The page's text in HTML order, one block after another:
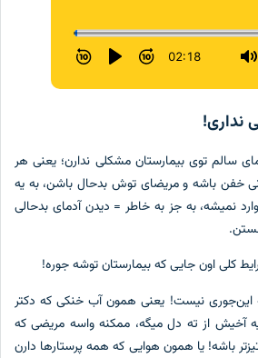
توی بیمارستان مشکلی ندارن؛ یعنی هر
باشه و مریضای توش بدحال باشن، به یه
به جز به خاطر = دیدن آدمای بدحالی
اون جایی که بیمارستان توشه جوره!
نیست! یعنی همون آب خنکی که دکتر
از ته دل میگه، ممکنه واسه مریضی که
یا همون هوایی که همه پرستارها دارن